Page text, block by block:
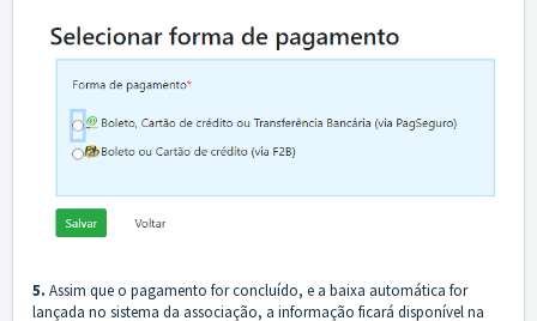
5. Assim que o pagamento for concluído, e a baixa automática for
lançada no sistema da associação, a informação ficará disponível na